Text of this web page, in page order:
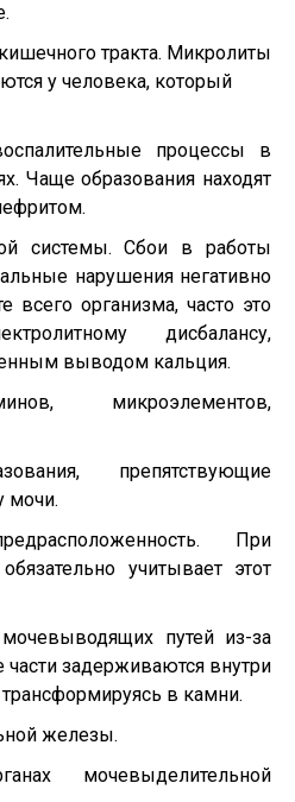
тракта. Микролиты
у человека, который
процессы в
Чаще образования находят
системы. Сбои в работы
нарушения негативно
всего организма, часто это
дисбалансу,
выводом кальция.
микроэлементов,
препятствующие
мочи.
При
учитывает этот
путей из-за
задерживаются внутри
в камни.
железы.
мочевыделительной